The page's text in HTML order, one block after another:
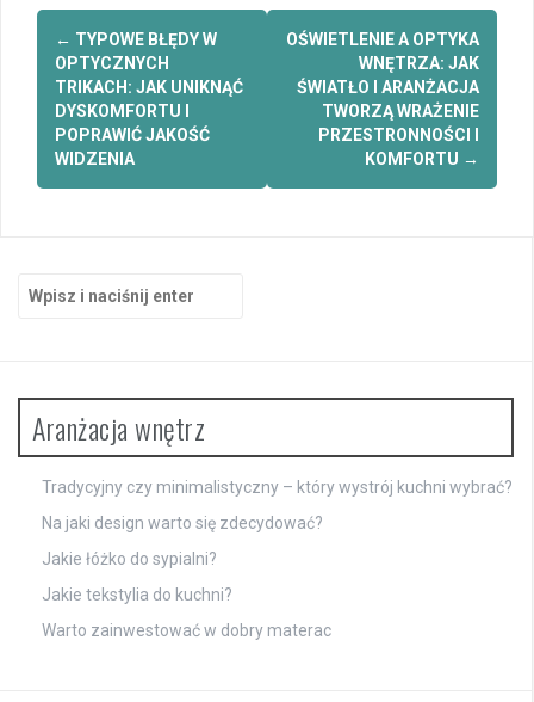
Zobacz
wpisy
← TYPOWE BŁĘDY W
OPTYCZNYCH
TRIKACH: JAK UNIKNĄĆ
DYSKOMFORTU I
POPRAWIĆ JAKOŚĆ
WIDZENIA
OŚWIETLENIE A OPTYKA
WNĘTRZA: JAK
ŚWIATŁO I ARANŻACJA
TWORZĄ WRAŻENIE
PRZESTRONNOŚCI I
KOMFORTU →
Szukaj:
Aranżacja wnętrz
Tradycyjny czy minimalistyczny – który wystrój kuchni wybrać?
Na jaki design warto się zdecydować?
Jakie łóżko do sypialni?
Jakie tekstylia do kuchni?
Warto zainwestować w dobry materac